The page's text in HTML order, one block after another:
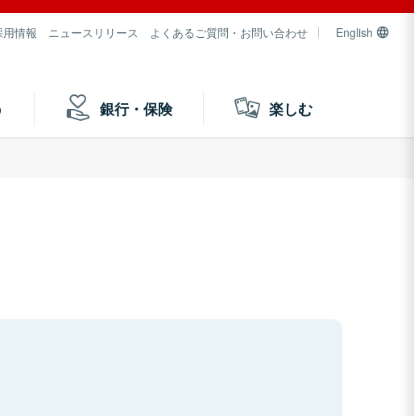
用情報 ニュースリリース よくあるご質問・お問い合わせ English
銀行・保険 楽しむ